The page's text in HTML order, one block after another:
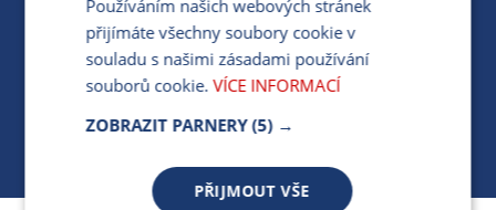
412 154 154
PO-PÁ 7:30-17:00
Používáním našich webových stránek
přijímáte všechny soubory cookie v
souladu s našimi zásadami používání
souborů cookie. VÍCE INFORMACÍ
ZOBRAZIT PARNERY (5) →
PŘIJMOUT VŠE